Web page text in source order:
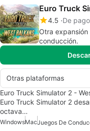
Euro Truck
4.5 De pago
Otra
conducción.
Otras plataformas
Euro Truck Simulator 2 -
Euro Truck Simulator 2
octava…
WindowsMacJuegos De